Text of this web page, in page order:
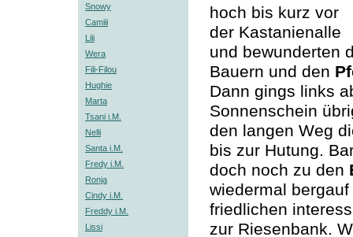
Snowy
Camiii
Lili
Wera
Fili-Filou
Hughie
Marta
Tsani i.M.
Nelli
Santa i.M.
Fredy i.M.
Ronja
Cindy i.M.
Freddy i.M.
Lissi
hoch bis kurz vor
der Kastanienalle
und bewunderten
Bauern und den
Dann gings links
Sonnenschein
den langen Weg
bis zur Hutung.
doch noch zu den
wiedermal
friedlichen
zur Riesenbank.